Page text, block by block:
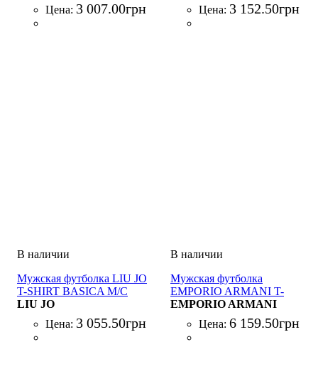
Цена: 3 007.00грн
Цена: 3 152.50грн
Мужская футболка LIU JO
T-SHIRT BASICA M/C
BLU
LIU JO
Цена: 3 055.50грн
Мужская футболка
EMPORIO ARMANI T-
SHIRT BLU
EMPORIO ARMANI
Цена: 6 159.50грн